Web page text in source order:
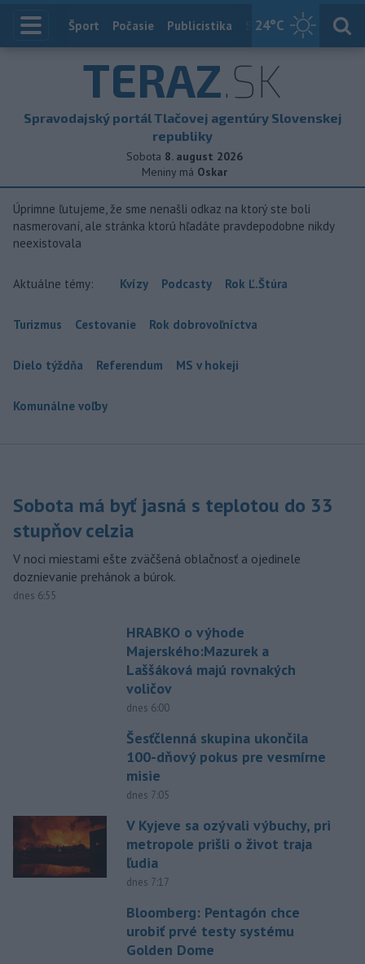
24°C
Index
Šport Počasie Publicistika Slovensko
TERAZ.SK
Spravodajský portál Tlačovej agentúry Slovenskej
republiky
Sobota 8. august 2026
Meniny má Oskar
Úprimne ľutujeme, že sme nenašli odkaz na ktorý ste boli
nasmerovaní, ale stránka ktorú hľadáte pravdepodobne nikdy
neexistovala
Aktuálne témy: Kvízy Podcasty Rok Ľ.Štúra
Turizmus Cestovanie Rok dobrovoľníctva
Dielo týždňa Referendum MS v hokeji
Komunálne voľby
Sobota má byť jasná s teplotou do 33
stupňov celzia
V noci miestami ešte zväčšená oblačnosť a ojedinele
doznievanie prehánok a búrok.
dnes 6:55
HRABKO o výhode
Majerského:Mazurek a
Laššáková majú rovnakých
voličov
dnes 6:00
Šesťčlenná skupina ukončila
100-dňový pokus pre vesmírne
misie
dnes 7:05
V Kyjeve sa ozývali výbuchy, pri
metropole prišli o život traja
ľudia
dnes 7:17
Bloomberg: Pentagón chce
urobiť prvé testy systému
Golden Dome